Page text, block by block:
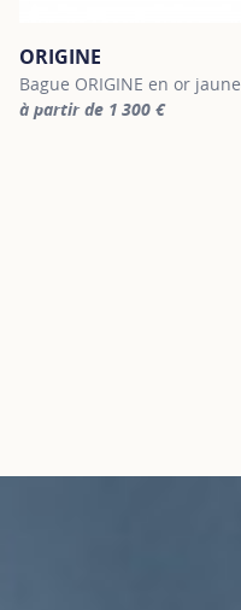
ORIGINE
Bague ORIGINE en or jaune
à partir de 1 300 €